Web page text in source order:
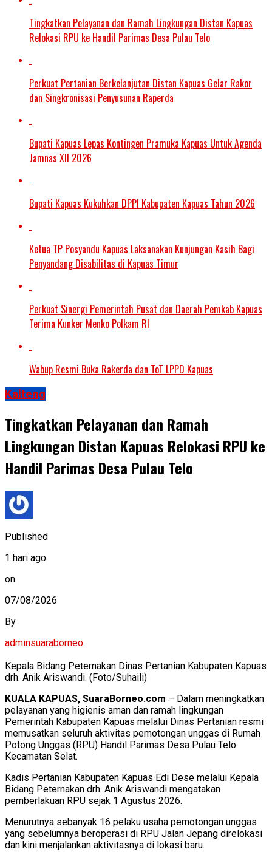
Tingkatkan Pelayanan dan Ramah Lingkungan Distan Kapuas
Relokasi RPU ke Handil Parimas Desa Pulau Telo
Perkuat Pertanian Berkelanjutan Distan Kapuas Gelar Rakor
dan Singkronisasi Penyusunan Raperda
Bupati Kapuas Lepas Kontingen Pramuka Kapuas Untuk Agenda
Jamnas XII 2026
Bupati Kapuas Kukuhkan DPPI Kabupaten Kapuas Tahun 2026
Ketua TP Posyandu Kapuas Laksanakan Kunjungan Kasih Bagi
Penyandang Disabilitas di Kapuas Timur
Perkuat Sinergi Pemerintah Pusat dan Daerah Pemkab Kapuas
Terima Kunker Menko Polkam RI
Wabup Resmi Buka Rakerda dan ToT LPPD Kapuas
Kalteng
Tingkatkan Pelayanan dan Ramah
Lingkungan Distan Kapuas Relokasi RPU ke
Handil Parimas Desa Pulau Telo
Published
1 hari ago
on
07/08/2026
By
adminsuaraborneo
Kepala Bidang Peternakan Dinas Pertanian Kabupaten Kapuas
drh. Anik Ariswandi. (Foto/Suhaili)
KUALA KAPUAS, SuaraBorneo.com – Dalam meningkatkan
pelayanan yang higienis aman dan ramah lingkungan
Pemerintah Kabupaten Kapuas melalui Dinas Pertanian resmi
memusatkan seluruh aktivitas pemotongan unggas di Rumah
Potong Unggas (RPU) Handil Parimas Desa Pulau Telo
Kecamatan Selat.
Kadis Pertanian Kabupaten Kapuas Edi Dese melalui Kepala
Bidang Peternakan drh. Anik Ariswandi mengatakan
pemberlakuan RPU sejak 1 Agustus 2026.
Menurutnya sebanyak 16 pelaku usaha pemotongan unggas
yang sebelumnya beroperasi di RPU Jalan Jepang direlokasi
dan kini menjalankan aktivitasnya di lokasi baru.